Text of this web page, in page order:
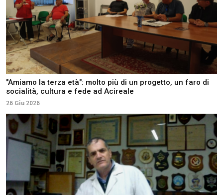
"Amiamo la terza età": molto più di un progetto, un faro di
socialità, cultura e fede ad Acireale
26 Giu 2026